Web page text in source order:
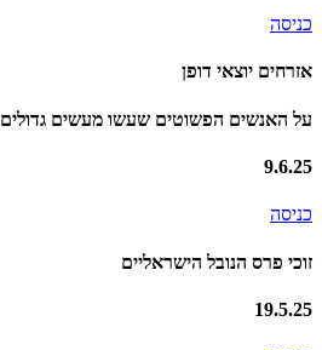
כניסה
אזרחים יוצאי דופן
על האנשים הפשוטים שעשו מעשים גדולים
9.6.25
כניסה
זוכי פרס הנובל הישראליים
19.5.25